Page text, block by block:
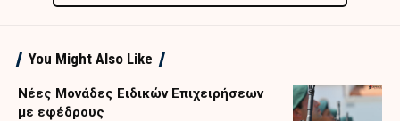
You Might Also Like
Nέες Μονάδες Ειδικών Επιχειρήσεων
με εφέδρους